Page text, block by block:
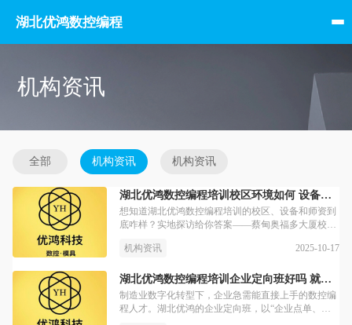
湖北优鸿数控编程
机构资讯
全部 机构资讯 机构资讯
湖北优鸿数控编程培训校区环境如何 设备师资实拍
想知道湖北优鸿数控编程培训的校区、设备和师资到
底咋样？实地探访给你答案——蔡甸奥福多大厦校区
床，师资全是十年工厂实战专家，连武汉格力、三江
的设备，再到会教实战技能的老师，全是为了让学员
学了就能对接岗位。
机构资讯 2025-10-17
湖北优鸿数控编程培训企业定向班好吗 就业有保障
制造业数字化转型下，企业急需能直接上手的数控编
程人才。湖北优鸿的企业定向班，以“企业点单、机